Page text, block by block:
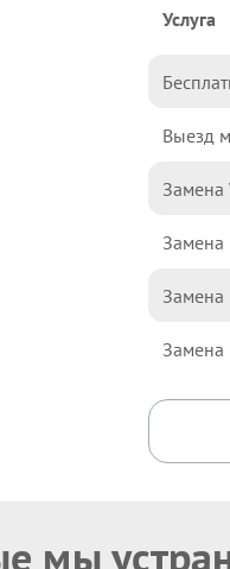
Услуга
Выезд
Замена
мы